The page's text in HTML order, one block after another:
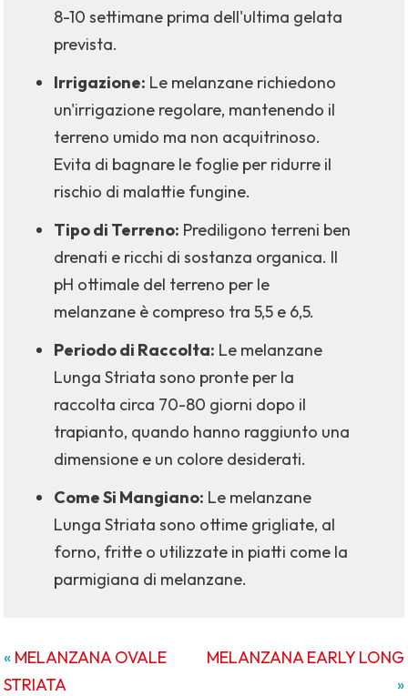
8-10 settimane prima dell'ultima gelata
prevista.
Irrigazione: Le melanzane richiedono
un'irrigazione regolare, mantenendo il
terreno umido ma non acquitrinoso.
Evita di bagnare le foglie per ridurre il
rischio di malattie fungine.
Tipo di Terreno: Prediligono terreni ben
drenati e ricchi di sostanza organica. Il
pH ottimale del terreno per le
melanzane è compreso tra 5,5 e 6,5.
Periodo di Raccolta: Le melanzane
Lunga Striata sono pronte per la
raccolta circa 70-80 giorni dopo il
trapianto, quando hanno raggiunto una
dimensione e un colore desiderati.
Come Si Mangiano: Le melanzane
Lunga Striata sono ottime grigliate, al
forno, fritte o utilizzate in piatti come la
parmigiana di melanzane.
« MELANZANA OVALE
STRIATA
MELANZANA EARLY LONG
»